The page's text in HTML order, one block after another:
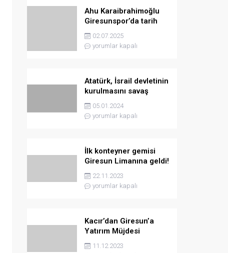
Ahu Karaibrahimoğlu
Giresunspor’da tarih
yazmaya hazırlanıyor
02.07.2025
yorumlar kapalı
Atatürk, İsrail devletinin
kurulmasını savaş
sebebi olarak ilân
etmişti
05.01.2024
yorumlar kapalı
İlk konteyner gemisi
Giresun Limanına geldi!
22.11.2023
yorumlar kapalı
Kacır’dan Giresun’a
Yatırım Müjdesi
11.12.2023